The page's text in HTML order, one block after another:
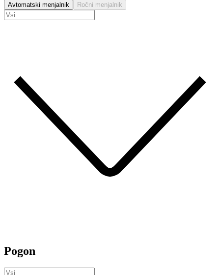
Avtomatski menjalnik Ročni menjalnik
Pogon